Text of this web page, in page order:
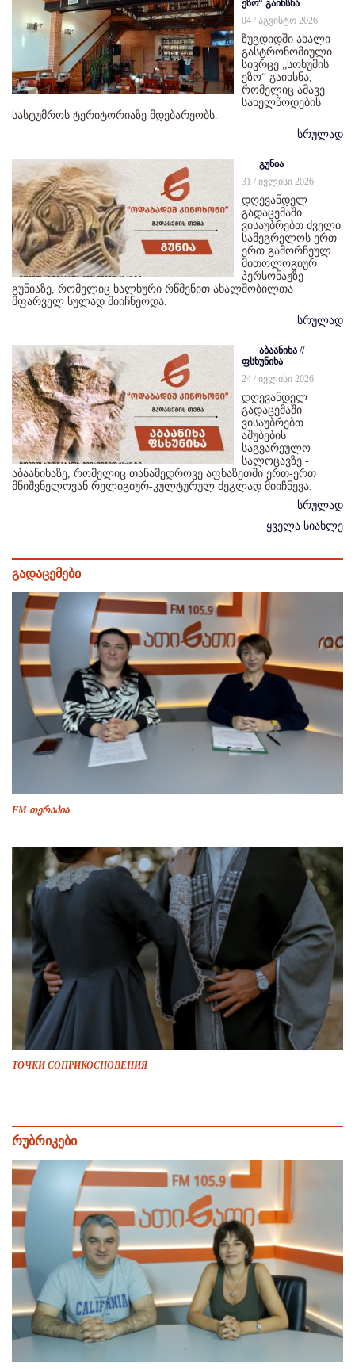
ეზო“ გაიხსნა
04 / აგვისტო 2026
ზუგდიდში ახალი
გასტრონომიული
სივრცე „სოხუმის
ეზო“ გაიხსნა,
რომელიც ამავე
სახელწოდების
სასტუმროს ტერიტორიაზე მდებარეობს.
სრულად
გუნია
31 / ივლისი 2026
დღევანდელ
გადაცემაში
ვისაუბრებთ ძველი
სამეგრელოს ერთ-
ერთ გამორჩეულ
მითოლოგიურ
პერსონაჟზე -
გუნიაზე, რომელიც ხალხური რწმენით ახალშობილთა
მფარველ სულად მიიჩნეოდა.
სრულად
აბაანიხა //
ფსხუნიხა
24 / ივლისი 2026
დღევანდელ
გადაცემაში
ვისაუბრებთ
აშუბების
საგვარეულო
სალოცავზე -
აბაანიხაზე, რომელიც თანამედროვე აფხაზეთში ერთ-ერთ
მნიშვნელოვან რელიგიურ-კულტურულ ძეგლად მიიჩნევა.
სრულად
ყველა სიახლე
გადაცემები
FM თერაპია
ТОЧКИ СОПРИКОСНОВЕНИЯ
რუბრიკები